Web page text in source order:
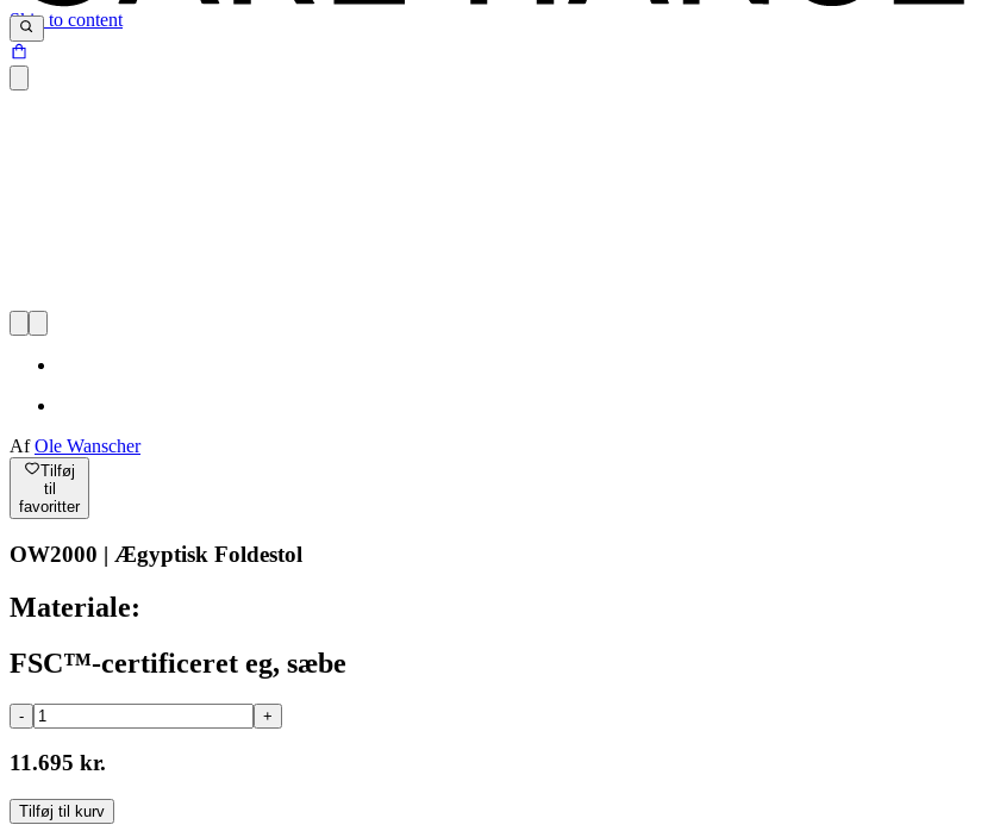
Skip to content
AfOle Wanscher
Tilføj
til
favoritter
OW2000 | Ægyptisk Foldestol
Materiale:
FSC™-certificeret eg, sæbe
- +
11.695 kr.
Tilføj til kurv